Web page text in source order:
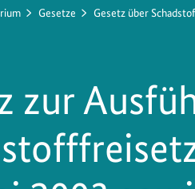
Gesetze Gesetz über
zur